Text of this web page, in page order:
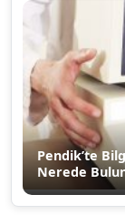
Pendik’te
Nerede